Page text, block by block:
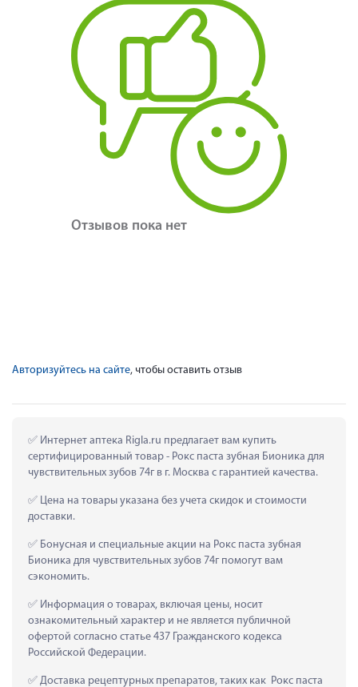
Отзывов пока нет
Авторизуйтесь на сайте, чтобы оставить отзыв
Интернет аптека Rigla.ru предлагает вам купить
сертифицированный товар - Рокс паста зубная Бионика для
чувствительных зубов 74г в г. Москва с гарантией качества.
Цена на товары указана без учета скидок и стоимости
доставки.
Бонусная и специальные акции на Рокс паста зубная
Бионика для чувствительных зубов 74г помогут вам
сэкономить.
Информация о товарах, включая цены, носит
ознакомительный характер и не является публичной
офертой согласно статье 437 Гражданского кодекса
Российской Федерации.
Доставка рецептурных препаратов, таких как  Рокс паста